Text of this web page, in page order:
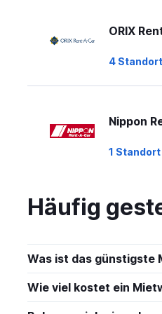
ORIX
4
Nippon
1 Standort
Times
2
Nissan
Häufig
Was ist das günstigste
Wie viel kostet ein